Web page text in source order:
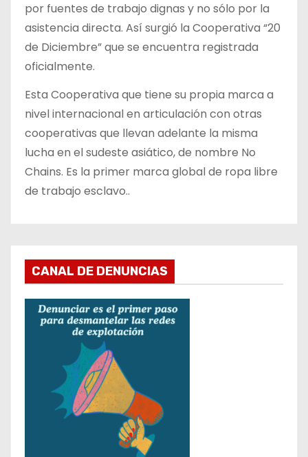
por fuentes de trabajo dignas y no sólo por la
asistencia directa. Así surgió la Cooperativa “20
de Diciembre” que se encuentra registrada
oficialmente.
Esta Cooperativa que tiene su propia marca a
nivel internacional en articulación con otras
cooperativas que llevan adelante la misma
lucha en el sudeste asiático, de nombre No
Chains. Es la primer marca global de ropa libre
de trabajo esclavo..
CANAL DE DENUNCIAS